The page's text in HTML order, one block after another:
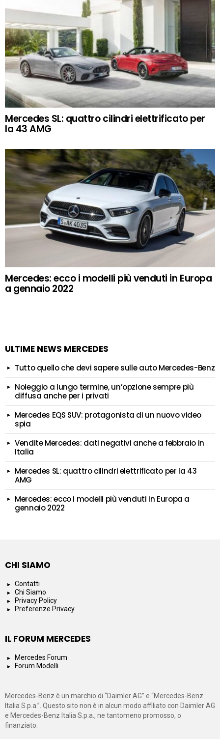
Mercedes SL: quattro cilindri elettrificato per
la 43 AMG
Mercedes: ecco i modelli più venduti in Europa
a gennaio 2022
ULTIME NEWS MERCEDES
Tutto quello che devi sapere sulle auto Mercedes-Benz
Noleggio a lungo termine, un’opzione sempre più
diffusa anche per i privati
Mercedes EQS SUV: protagonista di un nuovo video
spia
Vendite Mercedes: dati negativi anche a febbraio in
Italia
Mercedes SL: quattro cilindri elettrificato per la 43
AMG
Mercedes: ecco i modelli più venduti in Europa a
gennaio 2022
CHI SIAMO
Contatti
Chi Siamo
Privacy Policy
Preferenze Privacy
IL FORUM MERCEDES
Mercedes Forum
Forum Modelli
Mercedes-Benz è un marchio di “Daimler AG” e “Mercedes-Benz
Italia S.p.a.”. Questo sito non è in alcun modo affiliato con Daimler AG
e Mercedes-Benz Italia S.p.a., ne tantomeno promosso, o
finanziato.